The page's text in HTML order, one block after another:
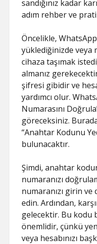
sandığınız kadar
adım rehber ve
Öncelikle,
yüklediğinizde veya
cihaza taşımak
almanız
şifresi gibidir ve
yardımcı olur.
Numarasını
göreceksiniz.
“Anahtar Kodunu
bulunacaktır.
Şimdi, anahtar
numaranızı
numaranızı girin
edin. Ardından,
gelecektir. Bu kodu
önemlidir, çünkü
veya hesabınızı